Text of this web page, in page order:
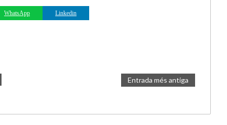
WhatsApp Linkedin
Entrada més antiga